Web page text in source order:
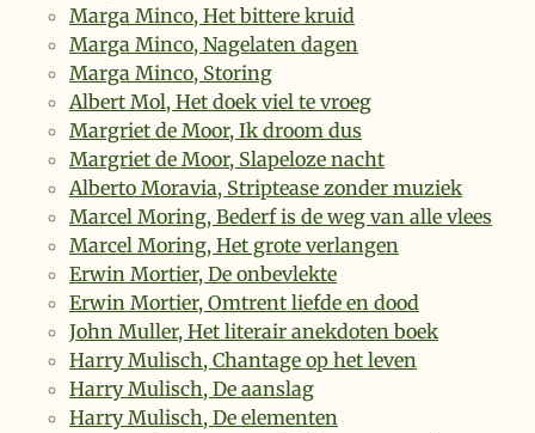
Marga Minco, Het bittere kruid
Marga Minco, Nagelaten dagen
Marga Minco, Storing
Albert Mol, Het doek viel te vroeg
Margriet de Moor, Ik droom dus
Margriet de Moor, Slapeloze nacht
Alberto Moravia, Striptease zonder muziek
Marcel Moring, Bederf is de weg van alle vlees
Marcel Moring, Het grote verlangen
Erwin Mortier, De onbevlekte
Erwin Mortier, Omtrent liefde en dood
John Muller, Het literair anekdoten boek
Harry Mulisch, Chantage op het leven
Harry Mulisch, De aanslag
Harry Mulisch, De elementen